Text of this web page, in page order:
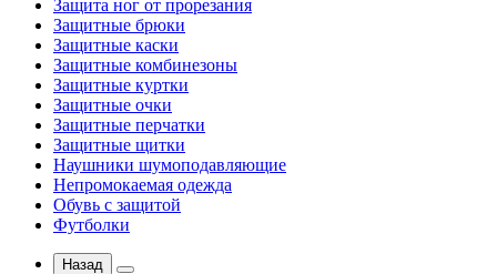
Защита ног от прорезания
Защитные брюки
Защитные каски
Защитные комбинезоны
Защитные куртки
Защитные очки
Защитные перчатки
Защитные щитки
Наушники шумоподавляющие
Непромокаемая одежда
Обувь с защитой
Футболки
Назад